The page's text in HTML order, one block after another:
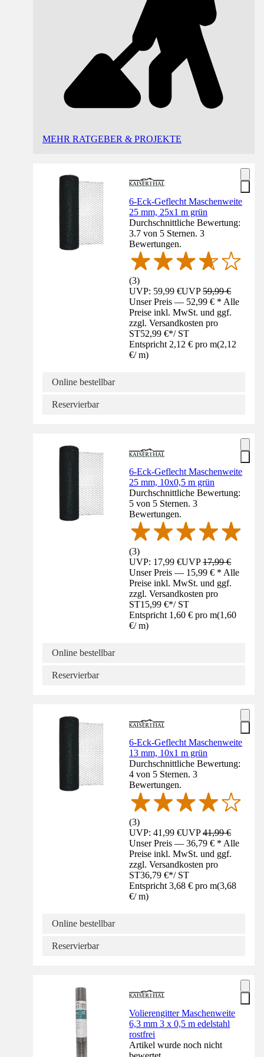
MEHR RATGEBER & PROJEKTE
6-Eck-Geflecht Maschenweite
25 mm, 25x1 m grün
Durchschnittliche Bewertung:
3.7 von 5 Sternen. 3
Bewertungen.
(3)
UVP: 59,99 €UVP59,99 €
Unser Preis — 52,99 € * Alle
Preise inkl. MwSt. und ggf.
zzgl. Versandkosten pro
ST52,99 €*/ ST
Entspricht 2,12 € pro m(2,12
€/ m)
Online bestellbar
Reservierbar
6-Eck-Geflecht Maschenweite
25 mm, 10x0,5 m grün
Durchschnittliche Bewertung:
5 von 5 Sternen. 3
Bewertungen.
(3)
UVP: 17,99 €UVP17,99 €
Unser Preis — 15,99 € * Alle
Preise inkl. MwSt. und ggf.
zzgl. Versandkosten pro
ST15,99 €*/ ST
Entspricht 1,60 € pro m(1,60
€/ m)
Online bestellbar
Reservierbar
6-Eck-Geflecht Maschenweite
13 mm, 10x1 m grün
Durchschnittliche Bewertung:
4 von 5 Sternen. 3
Bewertungen.
(3)
UVP: 41,99 €UVP41,99 €
Unser Preis — 36,79 € * Alle
Preise inkl. MwSt. und ggf.
zzgl. Versandkosten pro
ST36,79 €*/ ST
Entspricht 3,68 € pro m(3,68
€/ m)
Online bestellbar
Reservierbar
Volierengitter Maschenweite
6,3 mm 3 x 0,5 m edelstahl
rostfrei
Artikel wurde noch nicht